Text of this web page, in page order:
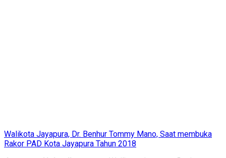
Walikota Jayapura, Dr. Benhur Tommy Mano, Saat membuka
Rakor PAD Kota Jayapura Tahun 2018